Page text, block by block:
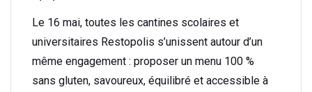
Le 16 mai, toutes les cantines scolaires et
universitaires Restopolis s’unissent autour d’un
même engagement : proposer un menu 100 %
sans gluten, savoureux, équilibré et accessible à